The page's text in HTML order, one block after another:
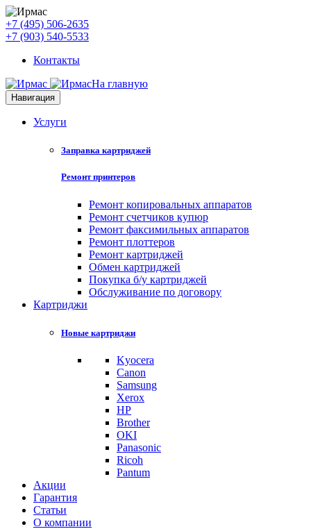
+7 (495) 506-2635
+7 (903) 540-5533
Контакты
На главную
Навигация
Услуги
Заправка картриджей
Ремонт принтеров
Ремонт копировальных аппаратов
Ремонт счетчиков купюр
Ремонт факсимильных аппаратов
Ремонт плоттеров
Ремонт картриджей
Обмен картриджей
Покупка б/у картриджей
Обслуживание по договору
Картриджи
Новые картриджи
Kyocera
Canon
Samsung
Xerox
HP
Brother
OKI
Panasonic
Ricoh
Pantum
Акции
Гарантия
Статьи
О компании